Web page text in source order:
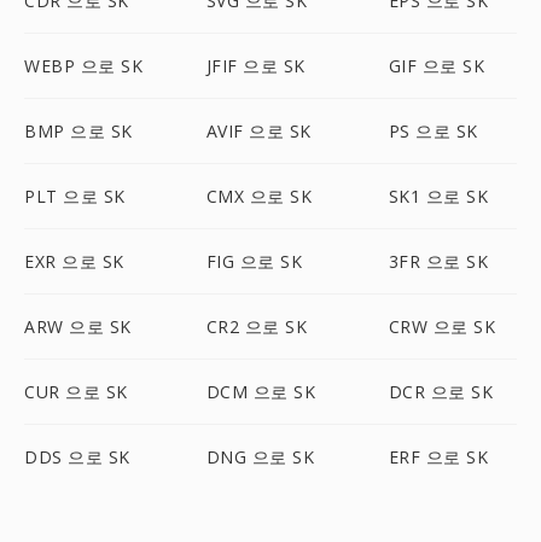
WEBP 으로 SK JFIF 으로 SK GIF 으로 SK
BMP 으로 SK AVIF 으로 SK PS 으로 SK
PLT 으로 SK CMX 으로 SK SK1 으로 SK
EXR 으로 SK FIG 으로 SK 3FR 으로 SK
ARW 으로 SK CR2 으로 SK CRW 으로 SK
CUR 으로 SK DCM 으로 SK DCR 으로 SK
DDS 으로 SK DNG 으로 SK ERF 으로 SK